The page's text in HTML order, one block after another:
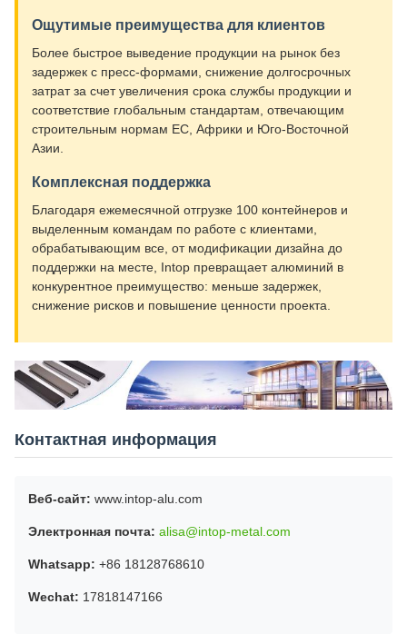
Ощутимые преимущества для клиентов
Более быстрое выведение продукции на рынок без
задержек с пресс-формами, снижение долгосрочных
затрат за счет увеличения срока службы продукции и
соответствие глобальным стандартам, отвечающим
строительным нормам ЕС, Африки и Юго-Восточной
Азии.
Комплексная поддержка
Благодаря ежемесячной отгрузке 100 контейнеров и
выделенным командам по работе с клиентами,
обрабатывающим все, от модификации дизайна до
поддержки на месте, Intop превращает алюминий в
конкурентное преимущество: меньше задержек,
снижение рисков и повышение ценности проекта.
Контактная информация
Веб-сайт: www.intop-alu.com
Электронная почта: alisa@intop-metal.com
Whatsapp: +86 18128768610
Wechat: 17818147166